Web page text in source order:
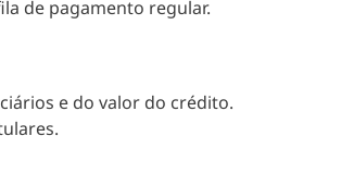
de pagamento regular.
e do valor do crédito.